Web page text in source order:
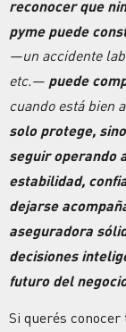
reconocer que
pyme puede
—un accidente
etc.— puede
cuando está bien
solo protege,
seguir operando
estabilidad,
dejarse
aseguradora
decisiones
futuro del
Si querés